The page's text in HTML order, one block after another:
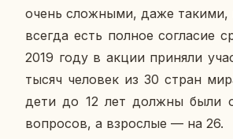
очень слож­ны­ми, даже такими,
всегда есть полное со­гла­сие
2019 году в акции при­ня­ли
тысяч че­ло­век из 30 стран
дети до 12 лет должны были
во­про­сов, а взрос­лые — на 26.